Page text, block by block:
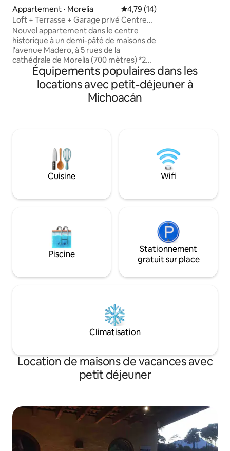
Appartement ⋅ Morelia Évaluation moyenne sur la
4,79 (14)
Loft + Terrasse + Garage privé Centre
historique
Nouvel appartement dans le centre
historique à un demi-pâté de maisons de
l'avenue Madero, à 5 rues de la
cathédrale de Morelia (700 mètres) *2
chambres, principale avec lit King Size et
secondaire avec lit superposé simple
*garage fermé pour 1 voiture *pet
friendly (les animaux sont acceptés)
Video, Disney+, Netflix, WiFi de 250 Go
D'un côté de la maison il y a une laverie,
des épiceries et un autowash
pour le petit
Équipements populaires dans les
locations avec petit-déjeuner à
Michoacán
Cuisine Wifi
Piscine
Stationnement
gratuit sur place
Climatisation
Location de maisons de vacances avec
petit déjeuner